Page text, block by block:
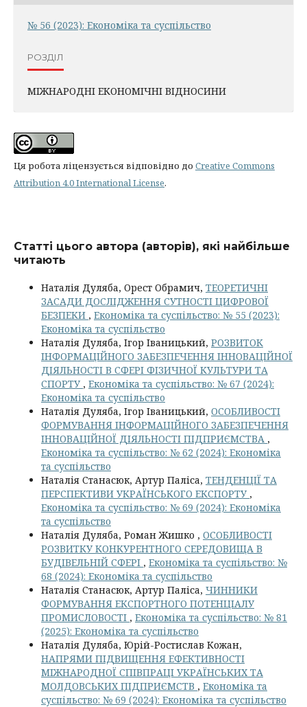
№ 56 (2023): Економіка та суспільство
РОЗДІЛ
МІЖНАРОДНІ ЕКОНОМІЧНІ ВІДНОСИНИ
Ця робота ліцензується відповідно до Creative Commons
Attribution 4.0 International License.
Статті цього автора (авторів), які найбільше
читають
Наталія Дуляба, Орест Обрамич, ТЕОРЕТИЧНІ
ЗАСАДИ ДОСЛІДЖЕННЯ СУТНОСТІ ЦИФРОВОЇ
БЕЗПЕКИ , Економіка та суспільство: № 55 (2023):
Економіка та суспільство
Наталія Дуляба, Ігор Іваницький, РОЗВИТОК
ІНФОРМАЦІЙНОГО ЗАБЕЗПЕЧЕННЯ ІННОВАЦІЙНОЇ
ДІЯЛЬНОСТІ В СФЕРІ ФІЗИЧНОЇ КУЛЬТУРИ ТА
СПОРТУ , Економіка та суспільство: № 67 (2024):
Економіка та суспільство
Наталія Дуляба, Ігор Іваницький, ОСОБЛИВОСТІ
ФОРМУВАННЯ ІНФОРМАЦІЙНОГО ЗАБЕЗПЕЧЕННЯ
ІННОВАЦІЙНОЇ ДІЯЛЬНОСТІ ПІДПРИЄМСТВА ,
Економіка та суспільство: № 62 (2024): Економіка
та суспільство
Наталія Станасюк, Артур Паліса, ТЕНДЕНЦІЇ ТА
ПЕРСПЕКТИВИ УКРАЇНСЬКОГО ЕКСПОРТУ ,
Економіка та суспільство: № 69 (2024): Економіка
та суспільство
Наталія Дуляба, Роман Жишко , ОСОБЛИВОСТІ
РОЗВИТКУ КОНКУРЕНТНОГО СЕРЕДОВИЩА В
БУДІВЕЛЬНІЙ СФЕРІ , Економіка та суспільство: №
68 (2024): Економіка та суспільство
Наталія Станасюк, Артур Паліса, ЧИННИКИ
ФОРМУВАННЯ ЕКСПОРТНОГО ПОТЕНЦІАЛУ
ПРОМИСЛОВОСТІ , Економіка та суспільство: № 81
(2025): Економіка та суспільство
Наталія Дуляба, Юрій-Ростислав Кожан,
НАПРЯМИ ПІДВИЩЕННЯ ЕФЕКТИВНОСТІ
МІЖНАРОДНОЇ СПІВПРАЦІ УКРАЇНСЬКИХ ТА
МОЛДОВСЬКИХ ПІДПРИЄМСТВ , Економіка та
суспільство: № 69 (2024): Економіка та суспільство